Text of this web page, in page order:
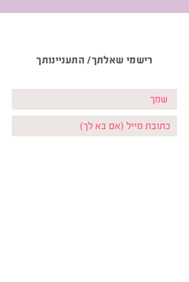
רישמי שאלתך/ התעניינותך